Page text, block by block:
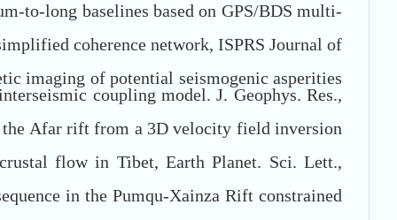
to-long baselines based on GPS/BDS multi-
coherence network, ISPRS Journal of
imaging of potential seismogenic asperities
coupling model. J. Geophys. Res.,
Afar rift from a 3D velocity field inversion
flow in Tibet, Earth Planet. Sci. Lett.,
in the Pumqu-Xainza Rift constrained